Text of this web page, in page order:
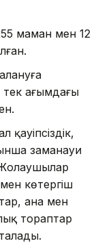
маман мен 12
тек ағымдағы
қауіпсіздік,
заманауи
көтергіш
ана мен
тораптар